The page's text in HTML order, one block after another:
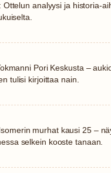
analyysi ja historia-
Pori Keskusta –
tulisi kirjoittaa nain.
murhat kausi 25 –
selkein kooste tanaan.